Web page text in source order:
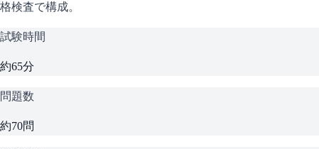
格検査で構成。
試験時間
約65分
問題数
約70問